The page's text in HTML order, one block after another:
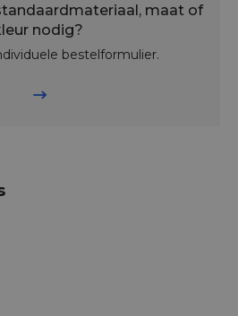
maat of
nodig?
bestelformulier.